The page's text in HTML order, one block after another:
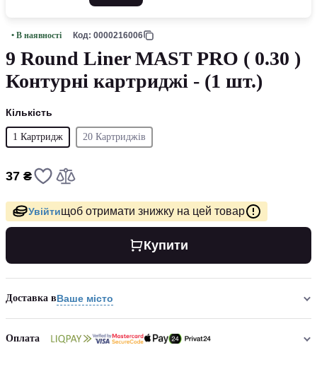
• В наявності Код: 0000216006
9 Round Liner MAST PRO ( 0.30 )
Контурні картриджі - (1 шт.)
Кількість
1 Картридж 20 Картриджів
37 ₴
Увійтищоб отримати знижку на цей товар
Купити
Доставка вВаше місто
Оплата